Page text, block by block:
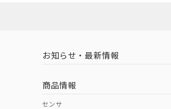
l: 8mm以上、φd: 70mm以上、D:
中国 RoHS 注意事項・凡例
中国 RoHS表
（イギリス
（ノルウェー
お知らせ・最新情報
商品情報
センサ